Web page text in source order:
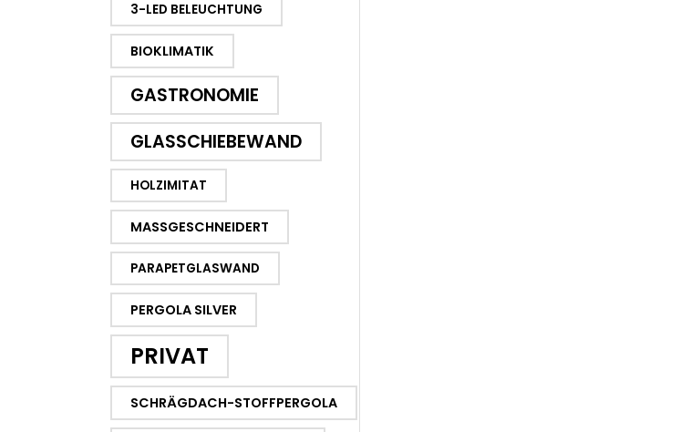
3-LED BELEUCHTUNG
BIOKLIMATIK
GASTRONOMIE
GLASSCHIEBEWAND
HOLZIMITAT
MASSGESCHNEIDERT
PARAPETGLASWAND
PERGOLA SILVER
PRIVAT
SCHRÄGDACH-STOFFPERGOLA